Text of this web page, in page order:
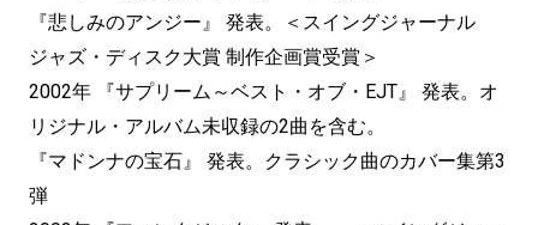
『悲しみのアンジー』 発表。＜スイングジャーナル
ジャズ・ディスク大賞 制作企画賞受賞＞
2002年 『サプリーム～ベスト・オブ・EJT』 発表。オ
リジナル・アルバム未収録の2曲を含む。
『マドンナの宝石』 発表。クラシック曲のカバー集第3
弾